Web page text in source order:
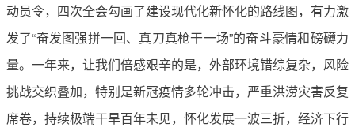
动员令，四次全会勾画了建设现代化新怀化的路线图，有力激
发了“奋发图强拼一回、真刀真枪干一场”的奋斗豪情和磅礴力
量。一年来，让我们倍感艰辛的是，外部环境错综复杂，风险
挑战交织叠加，特别是新冠疫情多轮冲击，严重洪涝灾害反复
席卷，持续极端干旱百年未见，怀化发展一波三折，经济下行